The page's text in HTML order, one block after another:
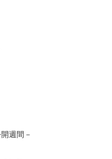
週間－